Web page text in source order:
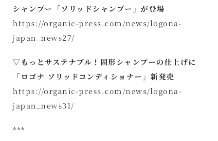
シャンプー「ソリッドシャンプー」が登場
https://organic-press.com/news/logona-
japan_news27/
▽もっとサステナブル！固形シャンプーの仕上げに
「ロゴナ ソリッドコンディショナー」新発売
https://organic-press.com/news/logona-
japan_news31/
***